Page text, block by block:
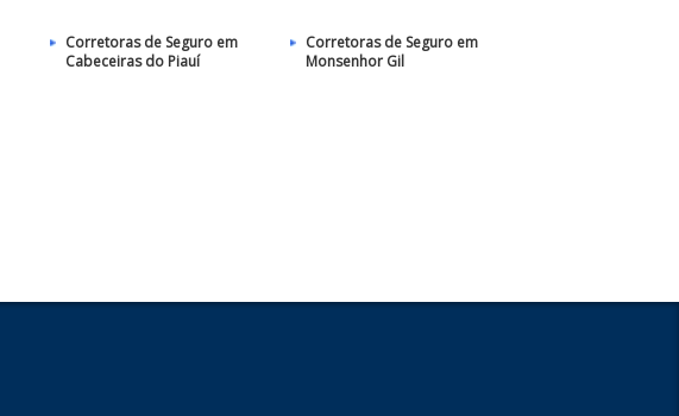
Corretoras de Seguro em
Cabeceiras do Piauí
Corretoras de Seguro em
Monsenhor Gil